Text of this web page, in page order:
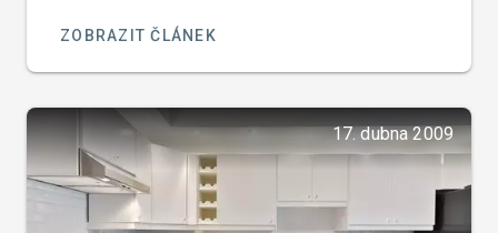
tedy jejich složení.
ZOBRAZIT ČLÁNEK
17. dubna 2009